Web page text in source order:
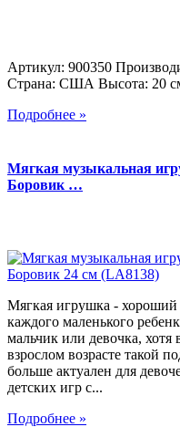
Артикул: 900350
Страна: США Высота: 20
Подробнее »
Мягкая музыкальная
Боровик …
Мягкая игрушка - хороший
каждого маленького
мальчик или девочка, хотя
взрослом возрасте такой
больше актуален для
детских игр с...
Подробнее »